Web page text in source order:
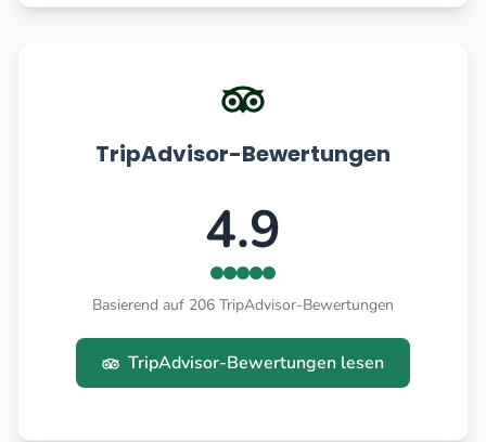
TripAdvisor-Bewertungen
4.9
Basierend auf 206 TripAdvisor-Bewertungen
TripAdvisor-Bewertungen lesen